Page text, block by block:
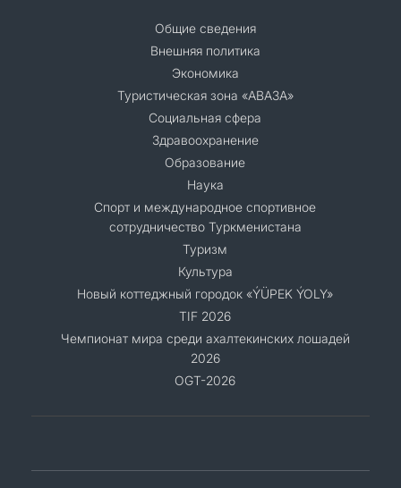
Общие сведения
Внешняя политика
Экономика
Туристическая зона «АВАЗА»
Социальная сфера
Здравоохранение
Образование
Наука
Спорт и международное спортивное
сотрудничество Туркменистана
Туризм
Культура
Новый коттеджный городок «ÝÜPEK ÝOLY»
TIF 2026
Чемпионат мира среди ахалтекинских лошадей
2026
OGT-2026